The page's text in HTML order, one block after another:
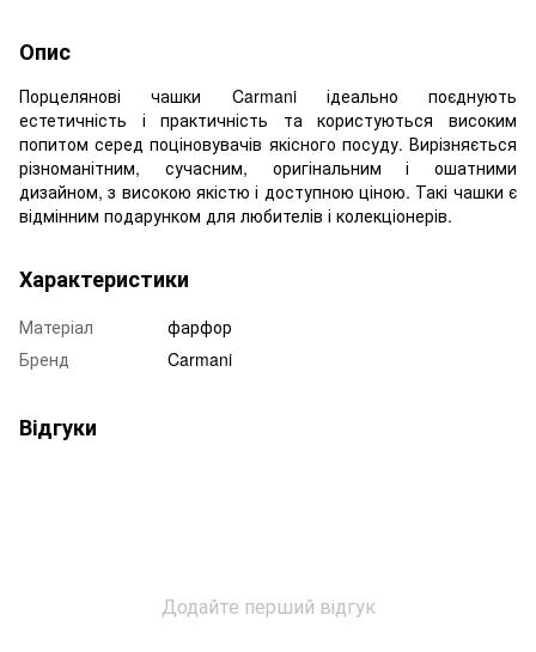
Опис
Порцелянові чашки Carmani ідеально поєднують
естетичність і практичність та користуються високим
попитом серед поціновувачів якісного посуду. Вирізняється
різноманітним, сучасним, оригінальним і ошатними
дизайном, з високою якістю і доступною ціною. Такі чашки є
відмінним подарунком для любителів і колекціонерів.
Характеристики
Матеріал
фарфор
Бренд
Carmani
Відгуки
Додайте перший відгук